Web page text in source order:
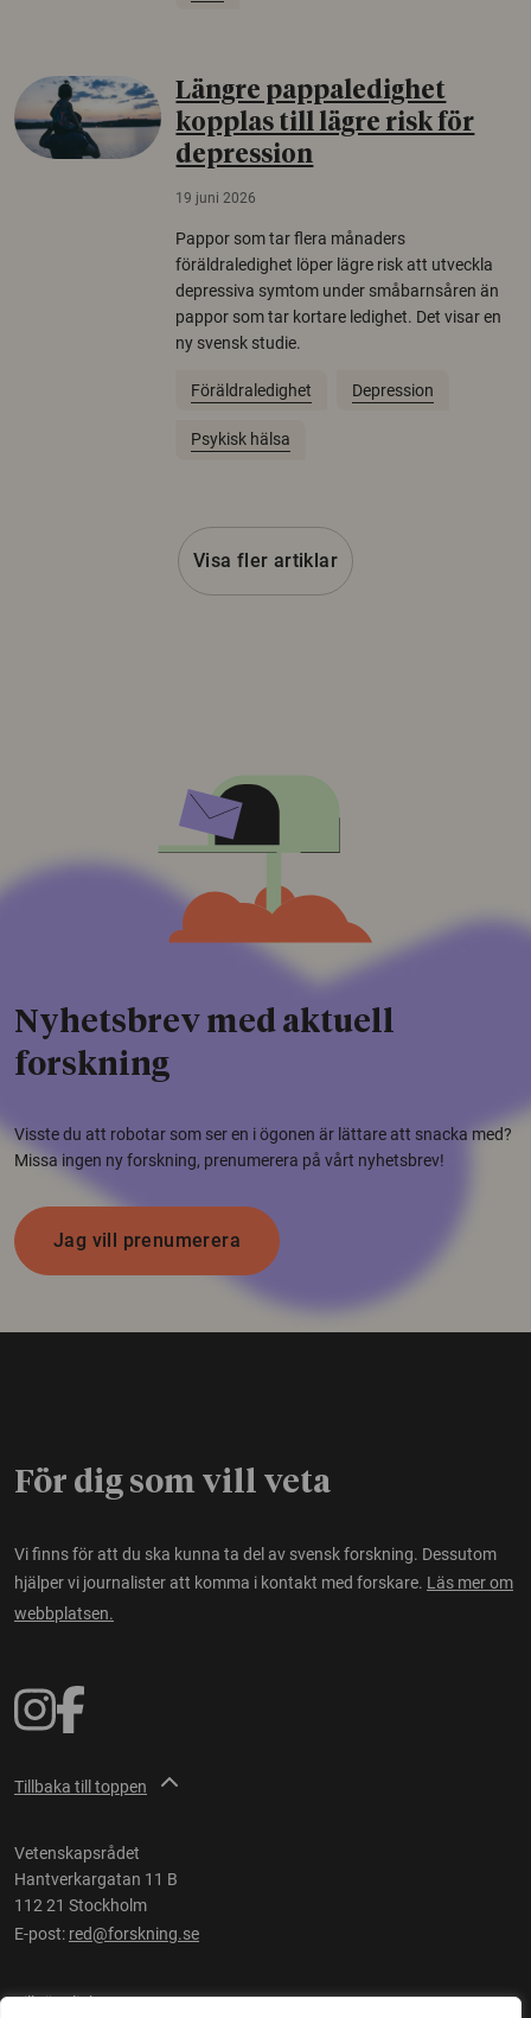
Längre pappaledighet
kopplas till lägre risk för
depression
19 juni 2026
Pappor som tar flera månaders
föräldraledighet löper lägre risk att utveckla
depressiva symtom under småbarnsåren än
pappor som tar kortare ledighet. Det visar en
ny svensk studie.
Föräldraledighet Depression
Psykisk hälsa
Visa fler artiklar
Nyhetsbrev med aktuell
forskning
Visste du att robotar som ser en i ögonen är lättare att snacka med?
Missa ingen ny forskning, prenumerera på vårt nyhetsbrev!
Jag vill prenumerera
För dig som vill veta
Vi finns för att du ska kunna ta del av svensk forskning. Dessutom
hjälper vi journalister att komma i kontakt med forskare. Läs mer om
webbplatsen.
Tillbaka till toppen
Vetenskapsrådet
Hantverkargatan 11 B
112 21 Stockholm
E-post: red@forskning.se
Tillgänglighet